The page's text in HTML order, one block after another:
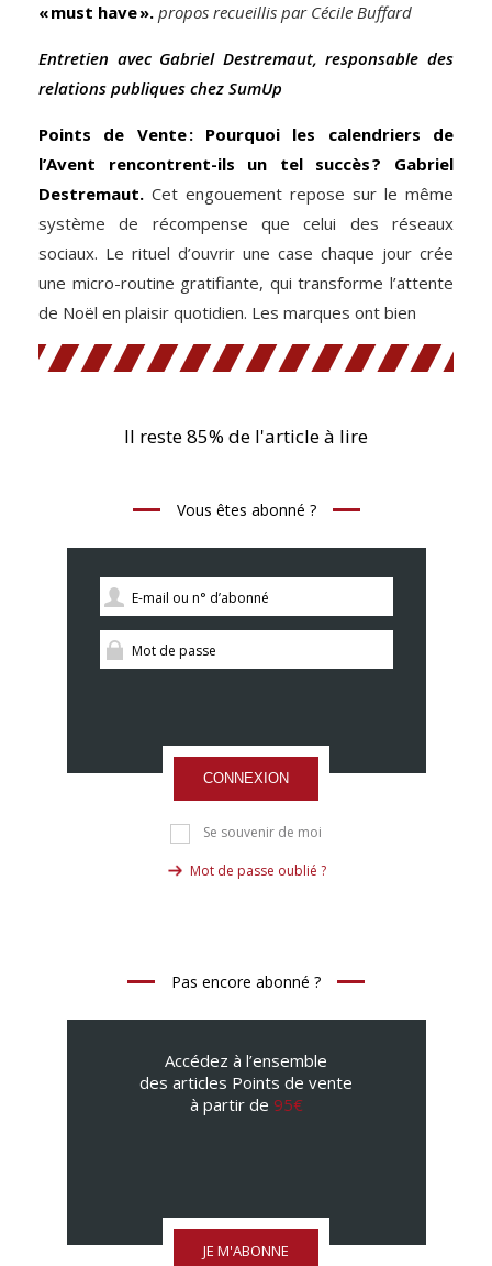
« must have ». propos recueillis par Cécile Buffard
Entretien avec Gabriel Destremaut, responsable des
relations publiques chez SumUp
Points de Vente : Pourquoi les ­calendriers de
l’Avent rencontrent-ils un tel succès ?
Gabriel
Destremaut. Cet engouement repose sur le même
système de récompense que celui des réseaux
sociaux. Le rituel d’ouvrir une case chaque jour crée
une micro-routine gratifiante, qui transforme l’attente
de Noël en plaisir quotidien. Les marques ont bien
Il reste 85% de l'article à lire
Vous êtes abonné ?
CONNEXION
Se souvenir de moi
Mot de passe oublié ?
Pas encore abonné ?
Accédez à l’ensemble
des articles Points de vente
à partir de 95€
JE M'ABONNE